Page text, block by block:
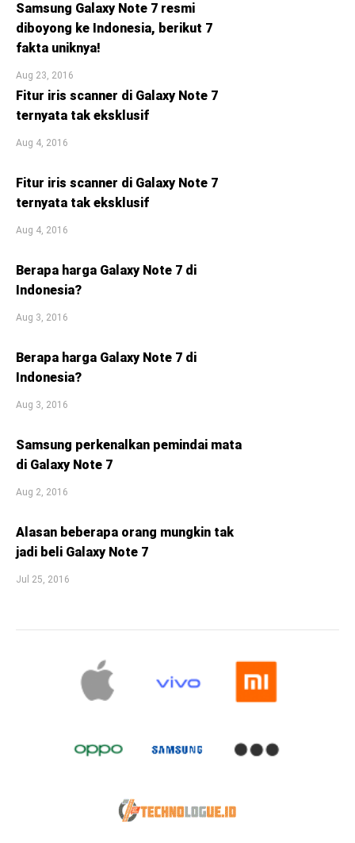
Samsung Galaxy Note 7 resmi
diboyong ke Indonesia, berikut 7
fakta uniknya!
Aug 23, 2016
Fitur iris scanner di Galaxy Note 7
ternyata tak eksklusif
Aug 4, 2016
Fitur iris scanner di Galaxy Note 7
ternyata tak eksklusif
Aug 4, 2016
Berapa harga Galaxy Note 7 di
Indonesia?
Aug 3, 2016
Berapa harga Galaxy Note 7 di
Indonesia?
Aug 3, 2016
Samsung perkenalkan pemindai mata
di Galaxy Note 7
Aug 2, 2016
Alasan beberapa orang mungkin tak
jadi beli Galaxy Note 7
Jul 25, 2016